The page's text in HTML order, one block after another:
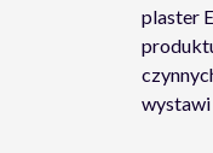
plaster